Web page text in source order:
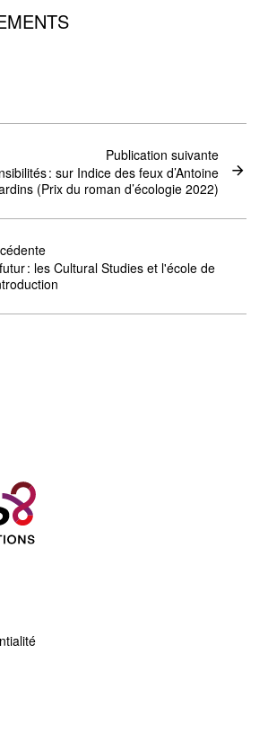
: les Cultural Studies et l'école de
Publication suivante
: sur Indice des feux d’Antoine
(Prix du roman d’écologie 2022)